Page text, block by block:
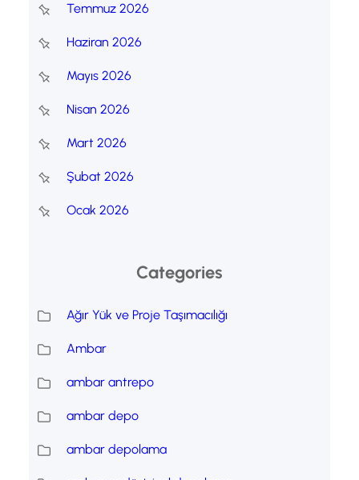
Temmuz 2026
Haziran 2026
Mayıs 2026
Nisan 2026
Mart 2026
Şubat 2026
Ocak 2026
Categories
Ağır Yük ve Proje Taşımacılığı
Ambar
ambar antrepo
ambar depo
ambar depolama